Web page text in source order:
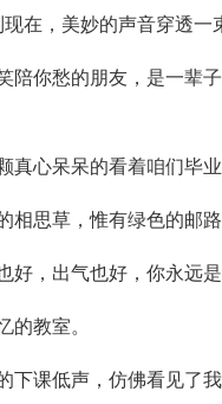
在，美妙的声音穿透一
陪你愁的朋友，是一辈
真心呆呆的看着咱们毕业
相思草，惟有绿色的邮路
好，出气也好，你永远是
的教室。
下课低声，仿佛看见了我